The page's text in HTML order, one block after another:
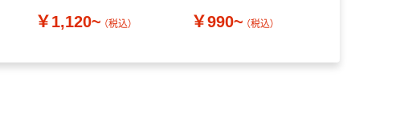
￥1,120~ （税込） ￥990~ （税込）